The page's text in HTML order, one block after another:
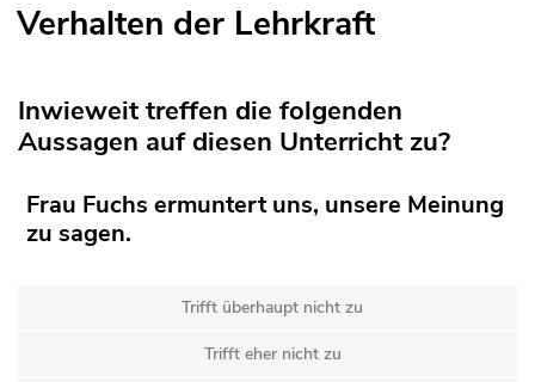
Verhalten der Lehrkraft
Inwieweit treffen die folgenden
Aussagen auf diesen Unterricht zu?
Frau Fuchs ermuntert uns, unsere Meinung
zu sagen.
Trifft überhaupt nicht zu
Trifft eher nicht zu